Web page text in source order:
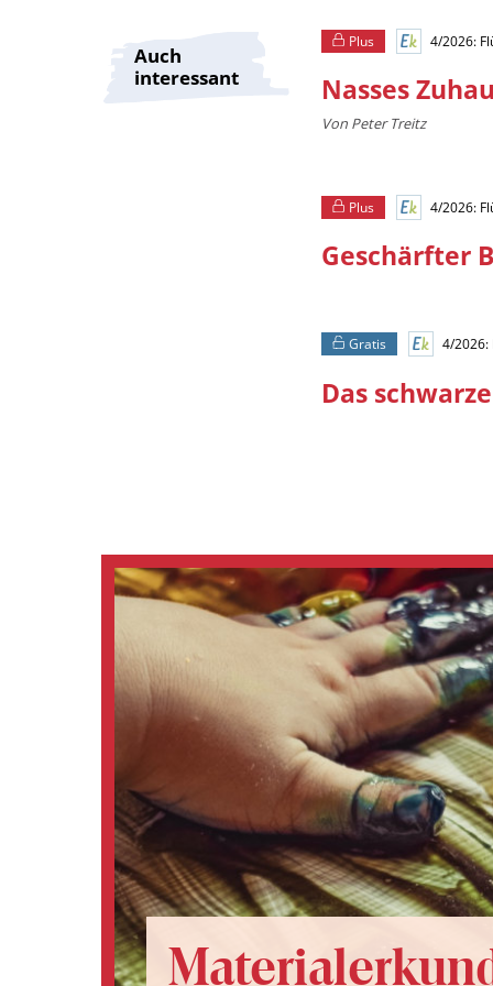
Auch
interessant
Plus 4/2026:
Nasses
Von Peter Treitz
Plus 4/2026:
Geschärfter
Gratis 4/2026:
Das